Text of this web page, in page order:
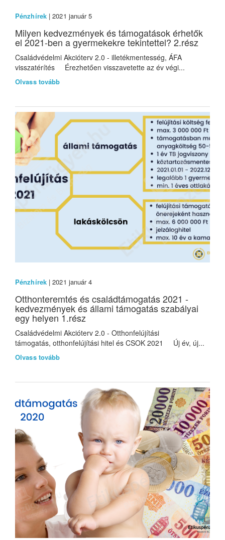
Pénzhírek| 2021 január 5
Milyen kedvezmények és támogatások érhetők
el 2021-ben a gyermekekre tekintettel? 2.rész
Családvédelmi Akcióterv 2.0 - illetékmentesség, ÁFA
visszatérítés Érezhetően visszavetette az év végi...
Olvass tovább
Pénzhírek| 2021 január 4
Otthonteremtés és családtámogatás 2021 -
kedvezmények és állami támogatás szabályai
egy helyen 1.rész
Családvédelmi Akcióterv 2.0 - Otthonfelújítási
támogatás, otthonfelújítási hitel és CSOK 2021 Új év, új...
Olvass tovább